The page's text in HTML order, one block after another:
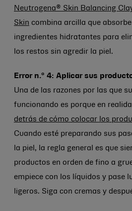
Neutrogena® Skin Balancing
Skin combina arcilla que
ingredientes hidratantes para
los restos sin agredir la piel.
Error n.º 4: Aplicar sus
Una de las razones por las que
funcionando es porque en
detrás de cómo colocar los
Cuando esté preparando sus
la piel, la regla general es que
productos en orden de fino a
empiece con los líquidos y pase
ligeros. Siga con cremas y